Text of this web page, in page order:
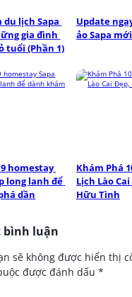
lịch Sapa
gia đình
tuổi (Phần 1)
Update
ảo Sapa
homestay
long lanh để
dần
Khám Phá
Lịch Lào
Hữu Tình
bình luận
sẽ không được hiển thị
được đánh dấu*